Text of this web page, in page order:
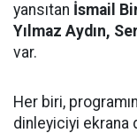
yansıtan İsmail
Yılmaz Aydın,
var.
Her biri,
dinleyiciyi ekrana